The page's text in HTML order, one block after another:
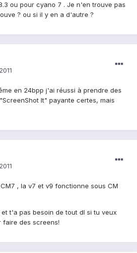
ou pour cyano 7 . Je n'en trouve pas
? ou si il y en a d'autre ?
en 24bpp j'ai réussi à prendre des
It" payante certes, mais
, la v7 et v9 fonctionne sous CM
t'a pas besoin de tout dl si tu veux
des screens!